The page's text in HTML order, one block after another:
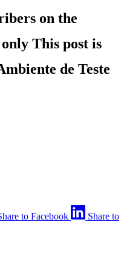
on the
This post is
de Teste
to Facebook
Share to